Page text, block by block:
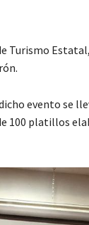
Turismo
evento se
100 platillos